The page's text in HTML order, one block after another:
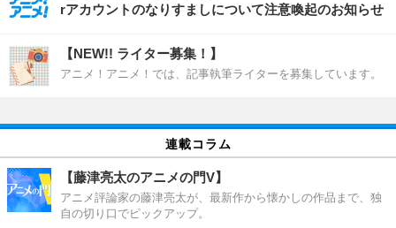
rアカウントのなりすましについて注意喚起のお知らせ
【NEW!! ライター募集！】
アニメ！アニメ！では、記事執筆ライターを募集しています。
連載コラム
【藤津亮太のアニメの門V】
アニメ評論家の藤津亮太が、最新作から懐かしの作品まで、独
自の切り口でピックアップ。